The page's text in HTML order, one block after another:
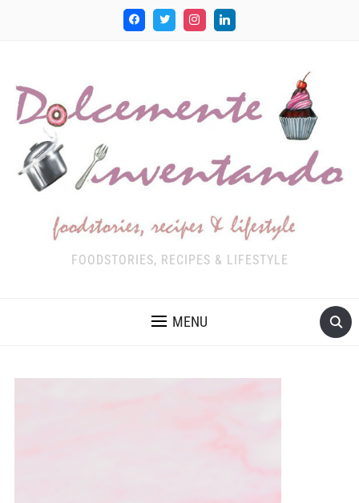
FOODSTORIES, RECIPES & LIFESTYLE
MENU